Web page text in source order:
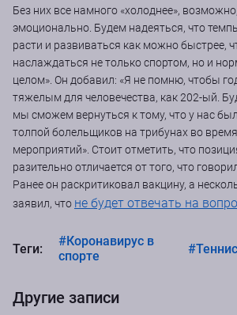
Без них все намного «холоднее»,
эмоционально. Будем надеяться, что
расти и развиваться как можно быстрее,
наслаждаться не только спортом, но и
целом». Он добавил: «Я не помню, чтобы
тяжелым для человечества, как 202-ый.
мы сможем вернуться к тому, что у нас
толпой болельщиков на трибунах во
мероприятий». Стоит отметить, что
разительно отличается от того, что
Ранее он раскритиковал вакцину, а
заявил, что не будет отвечать на
Теги:
#Коронавирус в
спорте
#Теннис
Другие записи